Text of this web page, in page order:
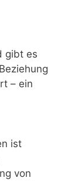
gibt es
– ein
ist
von